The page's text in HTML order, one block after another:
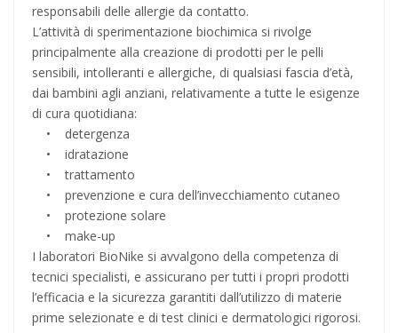
responsabili delle allergie da contatto.
L’attività di sperimentazione biochimica si rivolge
principalmente alla creazione di prodotti per le pelli
sensibili, intolleranti e allergiche, di qualsiasi fascia d’età,
dai bambini agli anziani, relativamente a tutte le esigenze
di cura quotidiana:
• detergenza
• idratazione
• trattamento
• prevenzione e cura dell’invecchiamento cutaneo
• protezione solare
• make-up
I laboratori BioNike si avvalgono della competenza di
tecnici specialisti, e assicurano per tutti i propri prodotti
l’efficacia e la sicurezza garantiti dall’utilizzo di materie
prime selezionate e di test clinici e dermatologici rigorosi.